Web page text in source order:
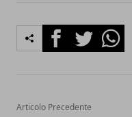
FacebookTwitter
Articolo Precedente